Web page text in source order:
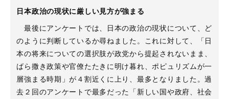
日本政治の現状に厳しい見方が強まる
最後にアンケートでは、日本の政治の現状について、ど
のように判断しているか尋ねました。これに対して、「日
本の将来についての選択肢が政党から提起されないまま、
ばら撒き政策や官僚たたきに明け暮れ、ポピュリズムが一
層強まる時期」が４割近くに上り、最多となりました。過
去２回のアンケートで最多だった「新しい国や政府、社会